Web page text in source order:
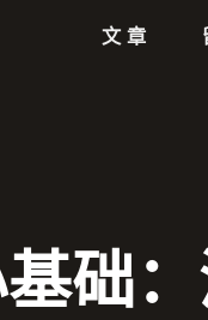
文章
础